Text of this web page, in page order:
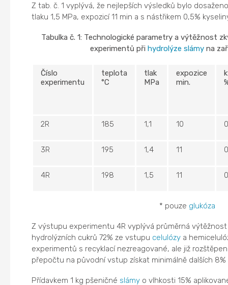
Z tab. č. 1 vyplývá, že nejlepších výsledků bylo
tlaku 1,5 MPa, expozicí 11 min a s nástřikem 0,5%
Tabulka č. 1: Technologické parametry a výtěžnost
experimentů při hydrolýze slámyna
Číslo
experimentu
teplota
°C
tlak
MPa
expozice
min.
2R 185 1,1 10 0
3R 195 1,4 11
4R 198 1,5 11
* pouze glukóza
Z výstupu experimentu 4R vyplývá průměrná
hydrolýzních cukrů 72% ze vstupu celulózya
experimentů s recyklací nezreagované, ale již
přepočtu na původní vstup získat minimálně dalších
Přídavkem 1 kg pšeničné slámyo vlhkosti 15%